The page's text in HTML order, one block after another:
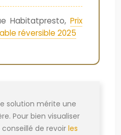
Habitatpresto, Prix
réversible 2025
solution mérite une
Pour bien visualiser
de revoir les